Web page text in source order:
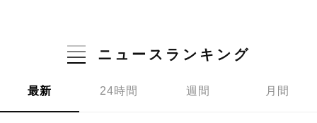
ニュースランキング
最新 24時間 週間 月間